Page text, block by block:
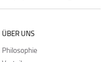
ÜBER UNS
Philosophie